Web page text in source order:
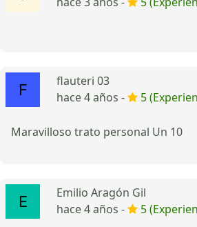
flauteri 03
hace 4 años -
5
Maravilloso trato personal Un 10
Emilio Aragón Gil
hace 4 años -
5